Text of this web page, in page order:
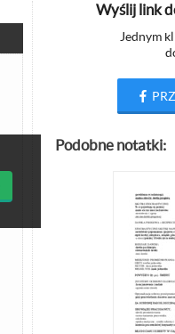
Wyślij link
Jednym
Podobne notatki: